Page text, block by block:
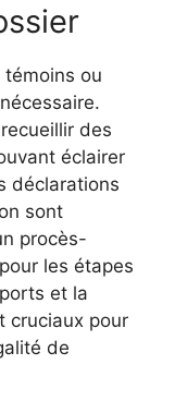
témoins ou
des
éclairer
déclarations
sont
procès-
les étapes
et la
cruciaux pour
de